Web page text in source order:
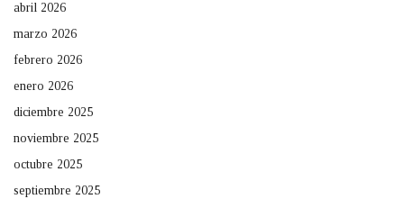
abril 2026
marzo 2026
febrero 2026
enero 2026
diciembre 2025
noviembre 2025
octubre 2025
septiembre 2025